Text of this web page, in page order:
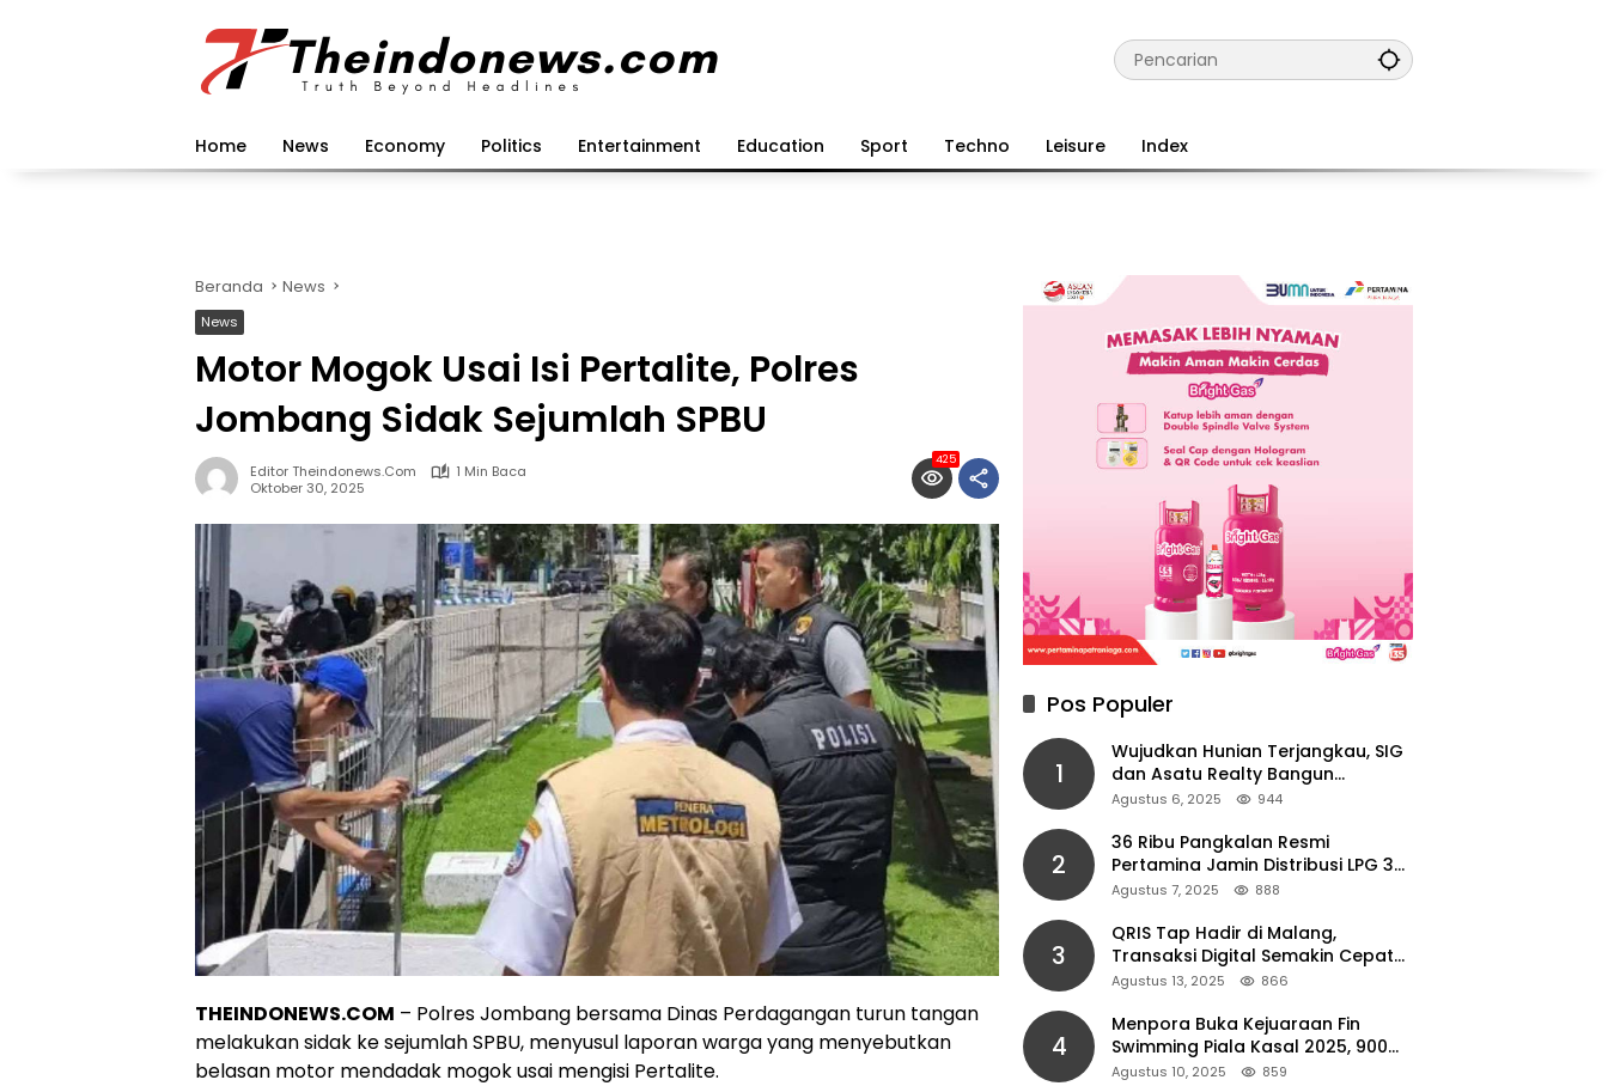
Home News Economy Politics Entertainment Education Sport Techno Leisure Index
Beranda News
News
Motor Mogok Usai Isi Pertalite, Polres
Jombang Sidak Sejumlah SPBU
Editor Theindonews.com
1 Min Baca
Oktober 30, 2025
425
THEINDONEWS.COM – Polres Jombang bersama Dinas Perdagangan turun tangan
melakukan sidak ke sejumlah SPBU, menyusul laporan warga yang menyebutkan
belasan motor mendadak mogok usai mengisi Pertalite.
Pos Populer
1
Wujudkan Hunian Terjangkau, SIG
dan Asatu Realty Bangun
Perumahan di Cianjur
Agustus 6, 2025 944
2
36 Ribu Pangkalan Resmi
Pertamina Jamin Distribusi LPG 3
Kg Aman di Jawa Timur
Agustus 7, 2025 888
3
QRIS Tap Hadir di Malang,
Transaksi Digital Semakin Cepat
dan Mudah dengan Teknologi NFC
Agustus 13, 2025 866
4
Menpora Buka Kejuaraan Fin
Swimming Piala Kasal 2025, 900
Atlet Ambil Bagian
Agustus 10, 2025 859